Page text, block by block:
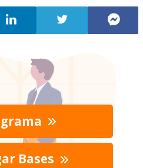
Bases